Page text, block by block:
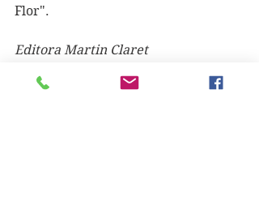
Flor".
Editora Martin Claret
"Se passar do dia dos meus